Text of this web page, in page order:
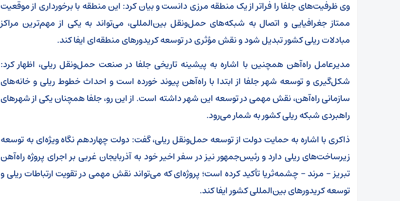
وی ظرفیت‌های جلفا را فراتر از یک منطقه مرزی دانست و بیان کرد: این منطقه با برخورداری از موقعیت
ممتاز جغرافیایی و اتصال به شبکه‌های حمل‌ونقل بین‌المللی، می‌تواند به یکی از مهم‌ترین مراکز
مبادلات ریلی کشور تبدیل شود و نقش مؤثری در توسعه کریدورهای منطقه‌ای ایفا کند.
مدیرعامل راه‌آهن همچنین با اشاره به پیشینه تاریخی جلفا در صنعت حمل‌ونقل ریلی، اظهار کرد:
شکل‌گیری و توسعه شهر جلفا از ابتدا با راه‌آهن پیوند خورده است و احداث خطوط ریلی و خانه‌های
سازمانی راه‌آهن، نقش مهمی در توسعه این شهر داشته است. از این رو، جلفا همچنان یکی از شهرهای
راهبردی شبکه ریلی کشور به شمار می‌رود.
ذاکری با اشاره به حمایت دولت از توسعه حمل‌ونقل ریلی، گفت: دولت چهاردهم نگاه ویژه‌ای به توسعه
زیرساخت‌های ریلی دارد و رئیس‌جمهور نیز در سفر اخیر خود به آذربایجان غربی بر اجرای پروژه راه‌آهن
تبریز – مرند – چشمه‌ثریا تأکید کرده است؛ پروژه‌ای که می‌تواند نقش مهمی در تقویت ارتباطات ریلی و
توسعه کریدورهای بین‌المللی کشور ایفا کند.